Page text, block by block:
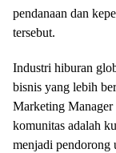
pendanaan dan
tersebut.
Industri hiburan
bisnis yang lebih
Marketing Manager
komunitas adalah
menjadi pendorong